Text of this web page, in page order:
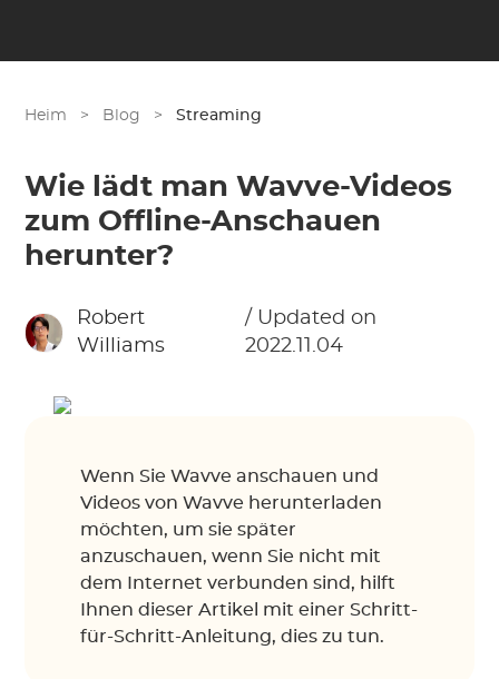
Heim > Blog > Streaming
Wie lädt man Wavve-Videos
zum Offline-Anschauen
herunter?
Robert
Williams
/ Updated on
2022.11.04
Wenn Sie Wavve anschauen und
Videos von Wavve herunterladen
möchten, um sie später
anzuschauen, wenn Sie nicht mit
dem Internet verbunden sind, hilft
Ihnen dieser Artikel mit einer Schritt-
für-Schritt-Anleitung, dies zu tun.